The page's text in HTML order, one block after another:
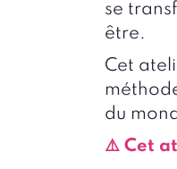
se
être.
Cet
du
⚠️ Cet